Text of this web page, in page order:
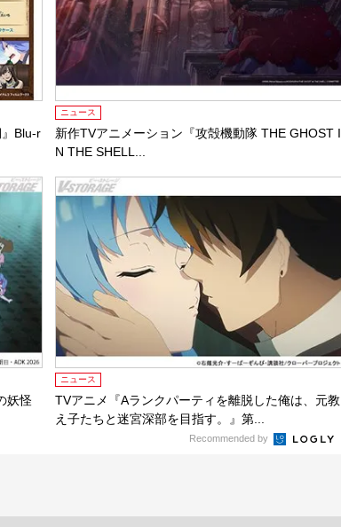
Blu-r
ニュース
新作TVアニメーション『攻殻機動隊 THE GHOST I
N THE SHELL...
妖怪
ニュース
TVアニメ『Aランクパーティを離脱した俺は、元教
え子たちと迷宮深部を目指す。』第...
Recommended by